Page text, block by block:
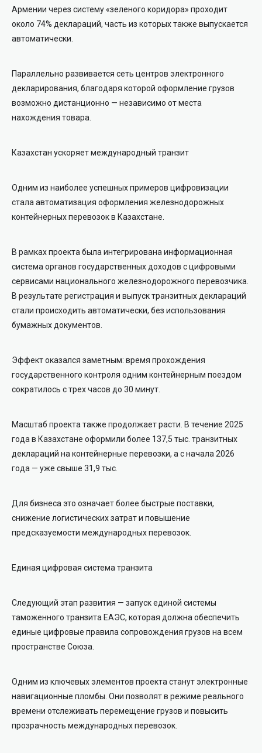
Армении через систему «зеленого коридора» проходит
около 74% деклараций, часть из которых также выпускается
автоматически.
Параллельно развивается сеть центров электронного
декларирования, благодаря которой оформление грузов
возможно дистанционно — независимо от места
нахождения товара.
Казахстан ускоряет международный транзит
Одним из наиболее успешных примеров цифровизации
стала автоматизация оформления железнодорожных
контейнерных перевозок в Казахстане.
В рамках проекта была интегрирована информационная
система органов государственных доходов с цифровыми
сервисами национального железнодорожного перевозчика.
В результате регистрация и выпуск транзитных деклараций
стали происходить автоматически, без использования
бумажных документов.
Эффект оказался заметным: время прохождения
государственного контроля одним контейнерным поездом
сократилось с трех часов до 30 минут.
Масштаб проекта также продолжает расти. В течение 2025
года в Казахстане оформили более 137,5 тыс. транзитных
деклараций на контейнерные перевозки, а с начала 2026
года — уже свыше 31,9 тыс.
Для бизнеса это означает более быстрые поставки,
снижение логистических затрат и повышение
предсказуемости международных перевозок.
Единая цифровая система транзита
Следующий этап развития — запуск единой системы
таможенного транзита ЕАЭС, которая должна обеспечить
единые цифровые правила сопровождения грузов на всем
пространстве Союза.
Одним из ключевых элементов проекта станут электронные
навигационные пломбы. Они позволят в режиме реального
времени отслеживать перемещение грузов и повысить
прозрачность международных перевозок.